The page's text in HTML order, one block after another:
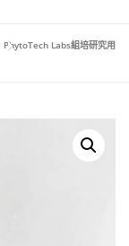
/會員
PhytoTech Labs組培研究用